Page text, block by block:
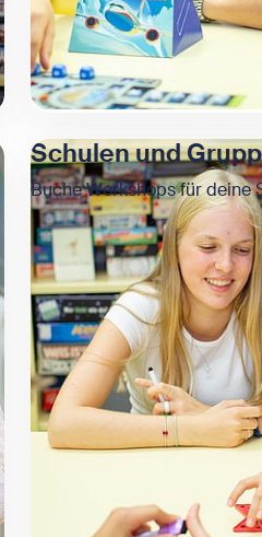
Schulen und
Buche Workshops für deine